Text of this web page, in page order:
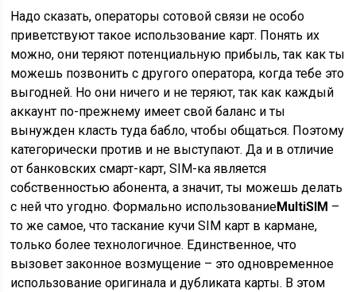
Надо сказать, операторы сотовой связи не особо
приветствуют такое использование карт. Понять их
можно, они теряют потенциальную прибыль, так как ты
можешь позвонить с другого оператора, когда тебе это
выгодней. Но они ничего и не теряют, так как каждый
аккаунт по-прежнему имеет свой баланс и ты
вынужден класть туда бабло, чтобы общаться. Поэтому
категорически против и не выступают. Да и в отличие
от банковских смарт-карт, SIM-ка является
собственностью абонента, а значит, ты можешь делать
с ней что угодно. Формально использованиеMultiSIM –
то же самое, что таскание кучи SIM карт в кармане,
только более технологичное. Единственное, что
вызовет законное возмущение – это одновременное
использование оригинала и дубликата карты. В этом